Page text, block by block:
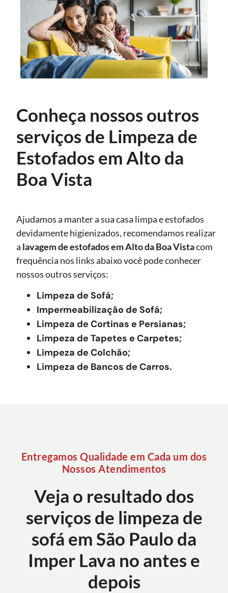
Conheça nossos outros
serviços de Limpeza de
Estofados em Alto da
Boa Vista
Ajudamos a manter a sua casa limpa e estofados
devidamente higienizados, recomendamos realizar
a lavagem de estofadosem Alto da Boa Vistacom
frequência nos links abaixo você pode conhecer
nossos outros serviços:
Limpeza de Sofá;
Impermeabilização de Sofá;
Limpeza de Cortinas e Persianas;
Limpeza de Tapetes e Carpetes;
Limpeza de Colchão;
Limpeza de Bancos de Carros.
Entregamos Qualidade em Cada um dos
Nossos Atendimentos
Veja o resultado dos
serviços de limpeza de
sofá em São Paulo da
Imper Lava no antes e
depois